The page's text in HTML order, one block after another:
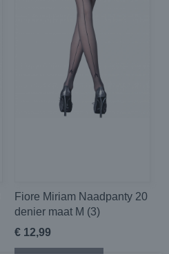
Fiore Miriam Naadpanty 20
denier maat M (3)
€ 12,99